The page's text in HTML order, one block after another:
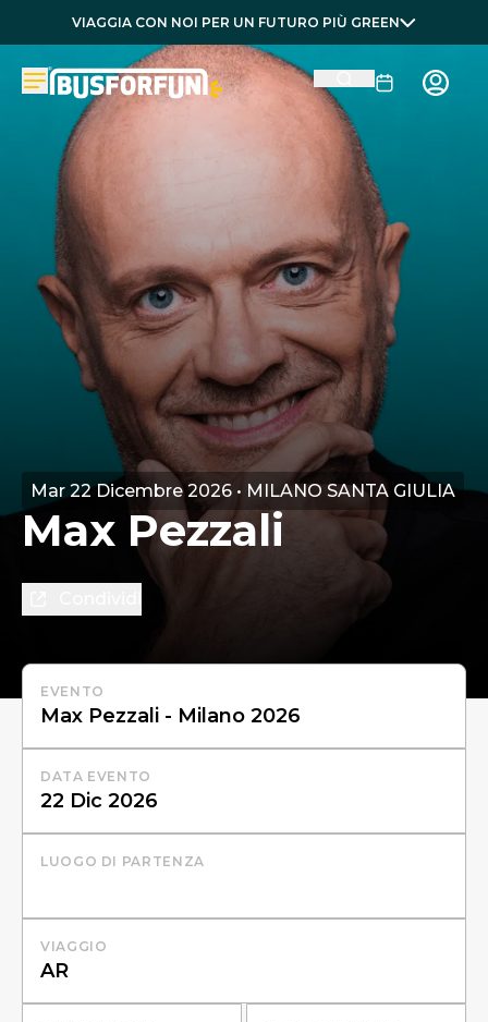
VIAGGIA CON NOI PER UN FUTURO PIÙ GREEN
Mar 22 Dicembre 2026 • MILANO SANTA GIULIA
Max Pezzali
EVENTO
DATA EVENTO
LUOGO DI PARTENZA
VIAGGIO